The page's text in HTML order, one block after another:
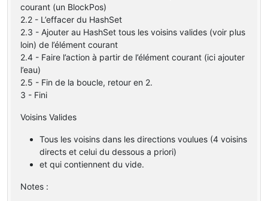
courant (un BlockPos)
2.2 - L’effacer du HashSet
2.3 - Ajouter au HashSet tous les voisins valides (voir plus
loin) de l’élément courant
2.4 - Faire l’action à partir de l’élément courant (ici ajouter
l’eau)
2.5 - Fin de la boucle, retour en 2.
3 - Fini
Voisins Valides
Tous les voisins dans les directions voulues (4 voisins
directs et celui du dessous a priori)
et qui contiennent du vide.
Notes :